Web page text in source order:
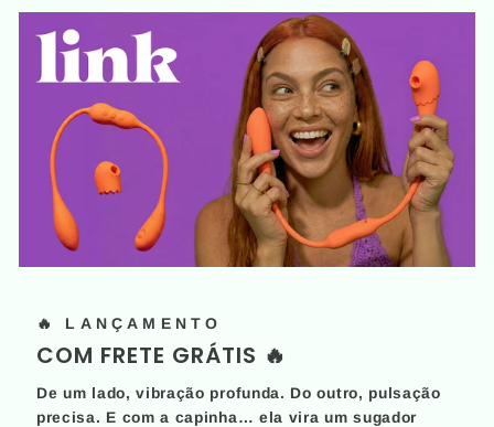
🔥 LANÇAMENTO
COM FRETE GRÁTIS 🔥
De um lado, vibração profunda. Do outro, pulsação
precisa. E com a capinha… ela vira um sugador